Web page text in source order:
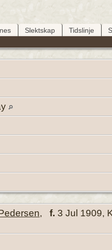
Slektskap Tidslinje
, f. 3 Jul 1909,